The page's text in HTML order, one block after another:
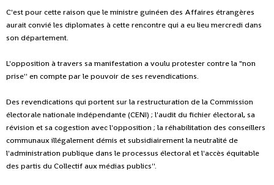
C'est pour cette raison que le ministre guinéen des Affaires étrangères
aurait convié les diplomates à cette rencontre qui a eu lieu mercredi dans
son département.
L'opposition à travers sa manifestation a voulu protester contre la "non
prise'' en compte par le pouvoir de ses revendications.
Des revendications qui portent sur la restructuration de la Commission
électorale nationale indépendante (CENI) ; l'audit du fichier électoral, sa
révision et sa cogestion avec l'opposition ; la réhabilitation des conseillers
communaux illégalement démis et subsidiairement la neutralité de
l'administration publique dans le processus électoral et l'accès équitable
des partis du Collectif aux médias publics''.